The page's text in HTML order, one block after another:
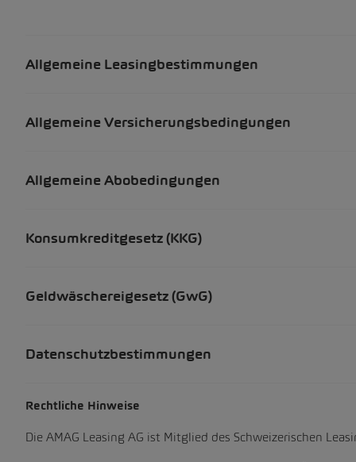
Allgemeine Leasingbestimmungen
Allgemeine Versicherungsbedingungen
Allgemeine Abobedingungen
Konsumkreditgesetz (KKG)
Geldwäschereigesetz (GwG)
Datenschutzbestimmungen
Rechtliche Hinweise
Die AMAG Leasing AG ist Mitglied des Schweizerischen